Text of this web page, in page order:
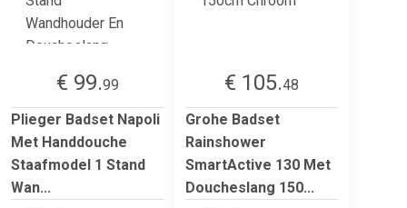
€ 99.99
Plieger Badset Napoli
Met Handdouche
Staafmodel 1 Stand
Wan...
€ 105.48
Grohe Badset
Rainshower
SmartActive 130 Met
Doucheslang 150...